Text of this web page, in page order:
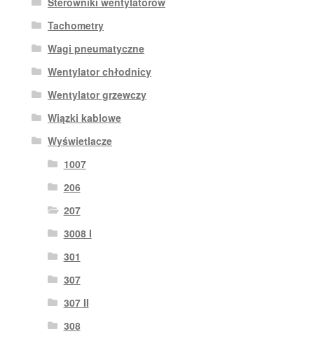
Tachometry
Wagi pneumatyczne
Wentylator chłodnicy
Wentylator grzewczy
Wiązki kablowe
Wyświetlacze
1007
206
207
3008 I
301
307
307 II
308